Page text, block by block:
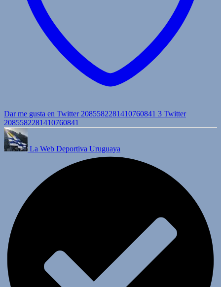
Dar me gusta en Twitter 2085582281410760841 3 Twitter
2085582281410760841
La Web Deportiva Uruguaya